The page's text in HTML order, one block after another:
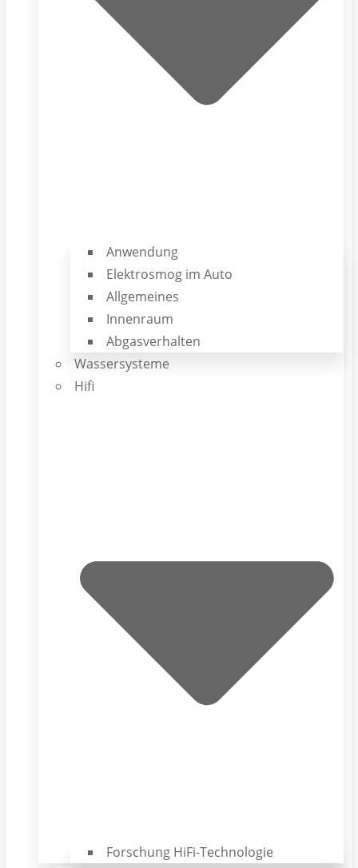
Anwendung
Elektrosmog im Auto
Allgemeines
Innenraum
Abgasverhalten
Wassersysteme
Hifi
Forschung HiFi-Technologie